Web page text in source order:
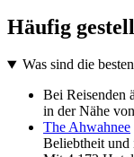
Häufig
Was sind die
Bei Reisenden
in der Nähe
The Ahwahnee
Beliebtheit und